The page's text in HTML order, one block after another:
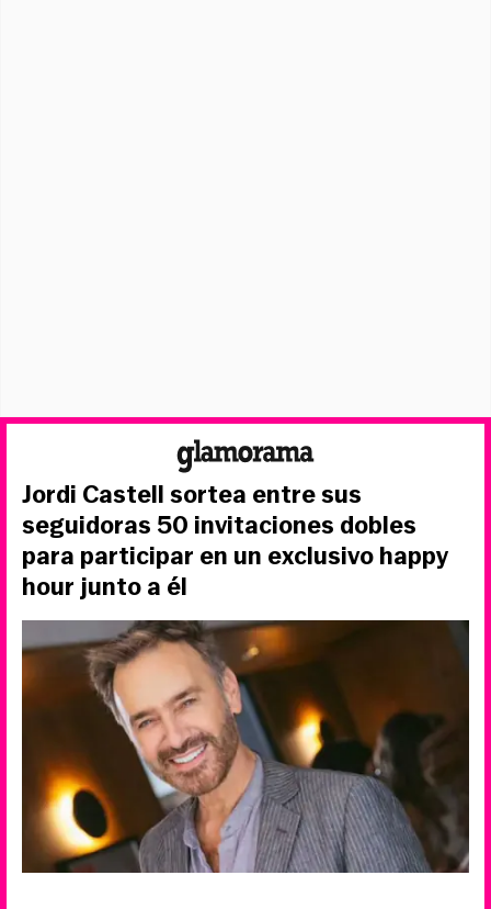
Jordi Castell sortea entre sus
seguidoras 50 invitaciones dobles
para participar en un exclusivo happy
hour junto a él